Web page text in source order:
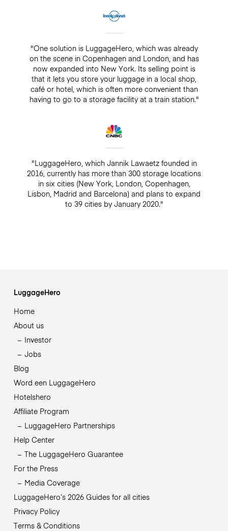
"One solution is LuggageHero, which was already
on the scene in Copenhagen and London, and has
now expanded into New York. Its selling point is
that it lets you store your luggage in a local shop,
café or hotel, which is often more convenient than
having to go to a storage facility at a train station."
"LuggageHero, which Jannik Lawaetz founded in
2016, currently has more than 300 storage locations
in six cities (New York, London, Copenhagen,
Lisbon, Madrid and Barcelona) and plans to expand
to 39 cities by January 2020."
LuggageHero
Home
About us
Investor
Jobs
Blog
Word een LuggageHero
Hotelshero
Affiliate Program
LuggageHero Partnerships
Help Center
The LuggageHero Guarantee
For the Press
Media Coverage
LuggageHero’s 2026 Guides for all cities
Privacy Policy
Terms & Conditions